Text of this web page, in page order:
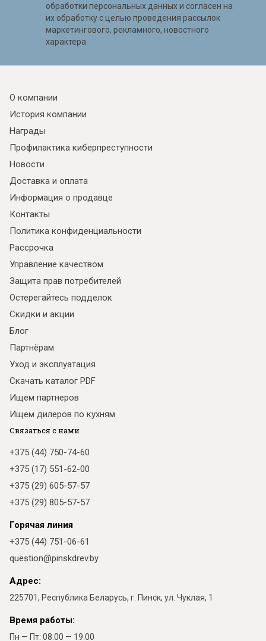
Я ознакомлен с
обработки персональных данных и
обработки персональных данных и согласен на
их обработку с целью проведения рассылок
маркетингового, рекламного, новостного
характера.
О компании
История компании
Награды
Профилактика киберпреступности
Новости
Доставка и оплата
Информация о продавце
Контакты
Политика конфиденциальности
Рассрочка
Управление качеством
Защита прав потребителей
Остерегайтесь подделок
Скидки и акции
Блог
Партнёрам
Уход и эксплуатация
Скачать каталог PDF
Ищем партнеров
Ищем дилеров по кухням
Связаться с нами
+375 (44) 750-74-60
+375 (17) 551-62-00
+375 (29) 605-57-57
+375 (29) 805-57-57
Горячая линия
+375 (44) 751-06-61
question@pinskdrev.by
Адрес:
225701, Республика Беларусь, г. Пинск, ул. Чуклая, 1
Время работы:
Пн — Пт: 08.00 — 19.00